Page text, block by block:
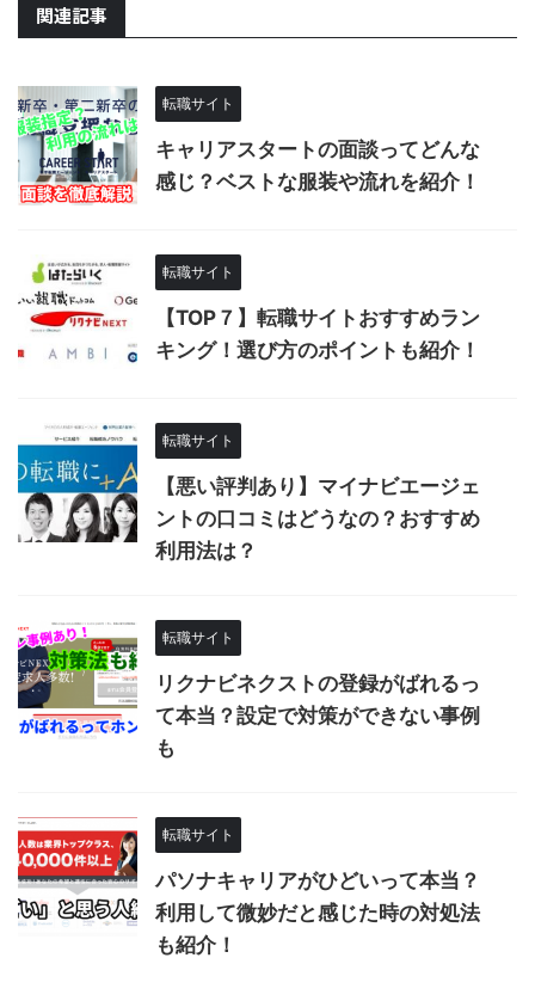
関連記事
転職サイト
キャリアスタートの面談ってどんな
感じ？ベストな服装や流れを紹介！
転職サイト
【TOP７】転職サイトおすすめラン
キング！選び方のポイントも紹介！
転職サイト
【悪い評判あり】マイナビエージェ
ントの口コミはどうなの？おすすめ
利用法は？
転職サイト
リクナビネクストの登録がばれるっ
て本当？設定で対策ができない事例
も
転職サイト
パソナキャリアがひどいって本当？
利用して微妙だと感じた時の対処法
も紹介！